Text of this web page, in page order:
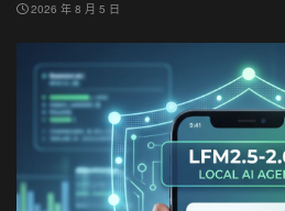
2026 年 8 月 5 日